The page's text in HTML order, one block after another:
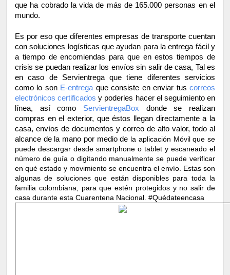
que ha cobrado la vida de más de 165.000 personas en el
mundo.
Es por eso que diferentes empresas de transporte cuentan
con soluciones logísticas que ayudan para la entrega fácil y
a tiempo de encomiendas para que en estos tiempos de
crisis se puedan realizar los envíos sin salir de casa, Tal es
en caso de Servientrega que tiene diferentes servicios
como lo son E-entrega que consiste en enviar tus correos
electrónicos certificados y poderles hacer el seguimiento en
línea, así como ServientregaBox donde se realizan
compras en el exterior, que éstos llegan directamente a la
casa, envíos de documentos y correo de alto valor, todo al
alcance de la mano por medio de la aplicación Móvil que se
puede descargar desde smartphone o tablet y escaneado el
número de guía o digitando manualmente se puede verificar
en qué estado y movimiento se encuentra el envío. Estas son
algunas de soluciones que están disponibles para toda la
familia colombiana, para que estén protegidos y no salir de
casa durante esta Cuarentena Nacional. #Quédateencasa